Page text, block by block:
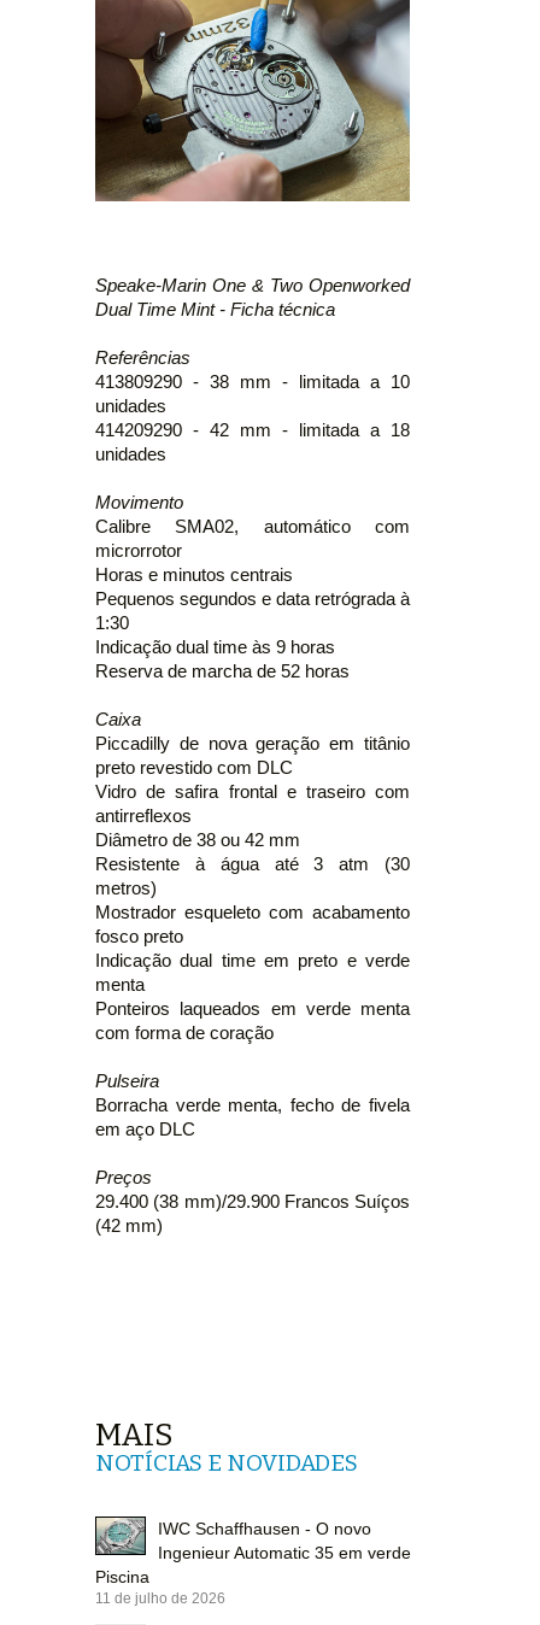
Speake-Marin One & Two Openworked
Dual Time Mint - Ficha técnica
Referências
413809290 - 38 mm - limitada a 10
unidades
414209290 - 42 mm - limitada a 18
unidades
Movimento
Calibre SMA02, automático com
microrrotor
Horas e minutos centrais
Pequenos segundos e data retrógrada à
1:30
Indicação dual time às 9 horas
Reserva de marcha de 52 horas
Caixa
Piccadilly de nova geração em titânio
preto revestido com DLC
Vidro de safira frontal e traseiro com
antirreflexos
Diâmetro de 38 ou 42 mm
Resistente à água até 3 atm (30
metros)
Mostrador esqueleto com acabamento
fosco preto
Indicação dual time em preto e verde
menta
Ponteiros laqueados em verde menta
com forma de coração
Pulseira
Borracha verde menta, fecho de fivela
em aço DLC
Preços
29.400 (38 mm)/29.900 Francos Suíços
(42 mm)
MAIS
NOTÍCIAS E NOVIDADES
IWC Schaffhausen - O novo
Ingenieur Automatic 35 em verde
Piscina
11 de julho de 2026